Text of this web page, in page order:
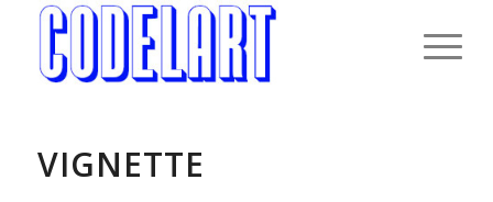
VIGNETTE